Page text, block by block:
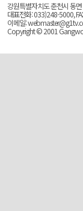
강원특별자치도 춘천시 동
대표전화: 033)248-5000,
이메일:
Copyright © 2001